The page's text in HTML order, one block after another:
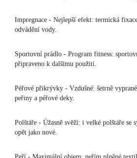
Impregnace - Nejlepší efekt: termická
odvádění vody.
Sportovní prádlo - Program fitness:
připraveno k dalšímu použití.
Péřové přikrývky - Vzdušné: šetrně
peřiny a péřové deky.
Polštáře - Úžasně svěží: i velké polštáře se
opět jako nové.